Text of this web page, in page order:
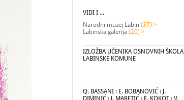
VIDI I ...
Narodni muzej Labin (37) >
Labinska galerija (20) >
IZLOŽBA UČENIKA OSNOVNIH ŠKOLA
LABINSKE KOMUNE
Q. BASSANI : E. BOBANOVIĆ : J.
DIMINIĆ : J. MARETIĆ : E. KOKOT : V.